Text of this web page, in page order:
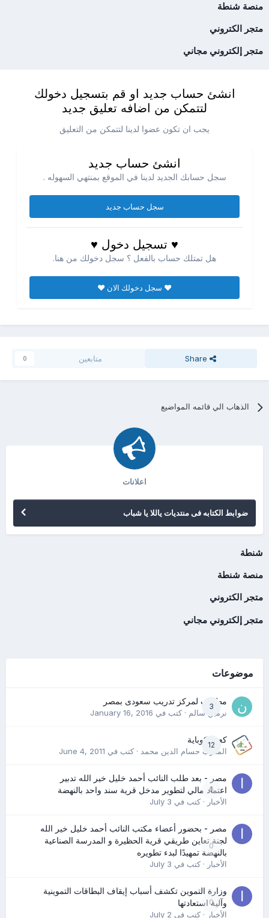
منصة شنطة
متجر الكتروني
متجر إلكتروني مجاني
انشئ حساب جديد او قم بتسجيل دخولك
لتتمكن من اضافه تعليق جديد
يجب ان تكون عضوا لدينا لتتمكن من التعليق
انشئ حساب جديد
سجل حسابك الجديد لدينا في الموقع بمنتهي السهوله .
سجل حساب جديد
♥ تسجيل دخول ♥
هل تمتلك حساب بالفعل ؟ سجل دخولك من هنا.
♥ سجل دخولك الان ♥
Share متابعين 0
الذهاب الي قائمه المواضيع
اعلانات
ضوابط الكتابه فى منتديات ياللا يا شباب
شنطة
منصة شنطة
متجر الكتروني
متجر إلكتروني مجاني
موضوعات
3
مطلوب لمركز تدريب سعودى بمصر
نرمين سالم· كتب في January 16, 2016
12
كعب كوباية
المدرب حسام الدين محمد· كتب في June 4, 2011
0
مصر - بعد طلب النائب أحمد خليل خير الله تدبير
اعتماد مالي لتطوير مدخل قرية سند واحد بالنهضة
الأخبار· كتب في July 3
0
مصر - بحضور أعضاء مكتب النائب أحمد خليل خير الله
لجنة تعاين طريقي قرية الحظيرة و المدرسة الصناعية
بالنهضة تمهيدًا لبدء تطويره
الأخبار· كتب في July 3
0
وزارة التموين تكشف أسباب إيقاف البطاقات التموينية
وآلية استعادتها
الأخبار· كتب في July 2